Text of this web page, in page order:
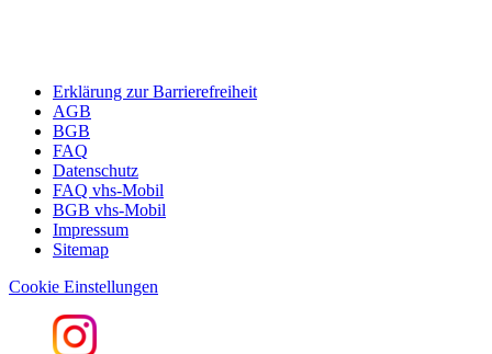
Erklärung zur Barrierefreiheit
AGB
BGB
FAQ
Datenschutz
FAQ vhs-Mobil
BGB vhs-Mobil
Impressum
Sitemap
Cookie Einstellungen